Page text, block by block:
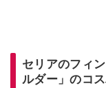
セリアのフィ
ルダー」のコ